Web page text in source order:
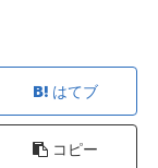
はてブ
コピー